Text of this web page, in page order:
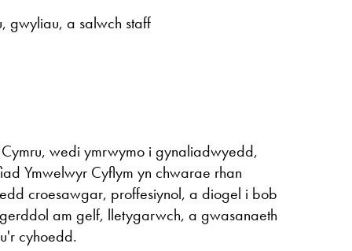
gwyliau, a salwch staff
wedi ymrwymo i gynaliadwyedd,
Ymwelwyr Cyflym yn chwarae rhan
croesawgar, proffesiynol, a diogel i bob
am gelf, lletygarwch, a gwasanaeth
cyhoedd.